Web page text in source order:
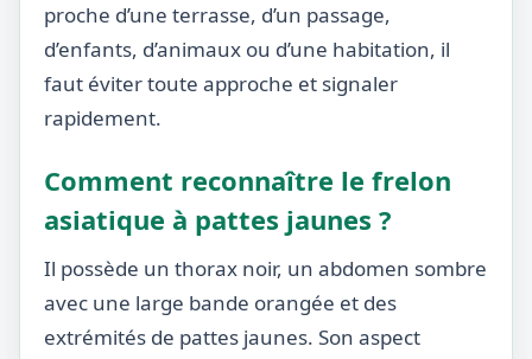
proche d’une terrasse, d’un passage,
d’enfants, d’animaux ou d’une habitation, il
faut éviter toute approche et signaler
rapidement.
Comment reconnaître le frelon
asiatique à pattes jaunes ?
Il possède un thorax noir, un abdomen sombre
avec une large bande orangée et des
extrémités de pattes jaunes. Son aspect